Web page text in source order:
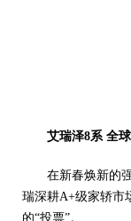
艾瑞泽8系 全
在新春焕新的
瑞深耕A+级家轿市
的“投票”。